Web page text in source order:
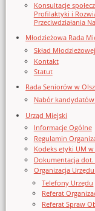
Konsultacje
Profilaktyki i
Przeciwdziałania
Młodzieżowa Rada
Skład
Kontakt
Statut
Rada Seniorów w
Nabór
Urząd Miejski
Informacje Ogólne
Regulamin
Kodeks etyki UM
Dokumentacja dot.
Organizacja
Telefony Urzędu
Referat
Referat Spraw